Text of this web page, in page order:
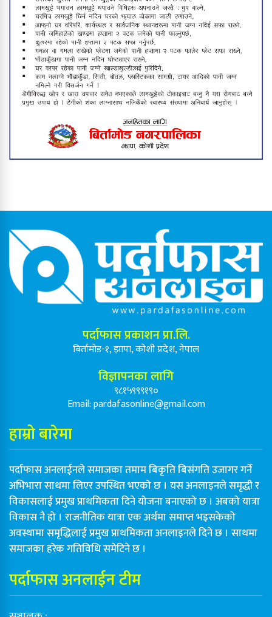
विपक्षी सांसदले संसद्‌मै मागे प्रधानमन्त्रीको
राजीनामा
बिर्तामोड नगरपालिकाले थाल्यो सडक
विस्तार अभियान
पर्दाफास प्रकाशन प्रा.लि.
बिर्तामोड-१, झापा, कोशी प्रदेश, नेपाल
विज्ञापनका लागि
९८१५९९९१९०
Email:pardafasonline@gmail.com
हाम्रो बारेमा
पर्दाफास अनलाईनले समाजका तमाम बिकृति बिसंगति उजागर गर्ने
अभिभारा साथमा लिएर उपस्थित भएको छ । यस अनलाइनले समृद्धी र
विकासलाई प्रमुख प्राथमिकता दिने योजना बनाएको छ । अबको यात्रा
विकास नै हो । राजनीतिक यात्रा एक अर्थमा समाप्त भइसकेको
अवस्थामा समृद्धिलाई प्रमुख प्राथमिकता अनलाइनले दिने छ । साथमा
समाजका हरेक गतिविधि समेटिने छ ।
पर्दाफास अनलाईन टीम